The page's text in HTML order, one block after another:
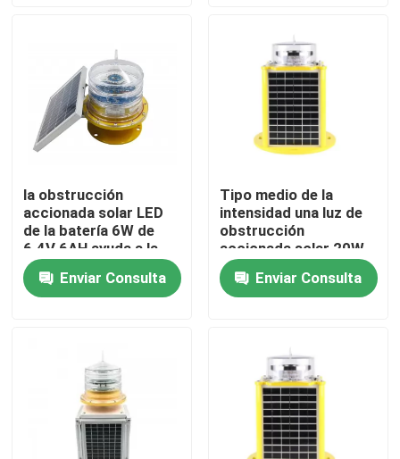
Control de calidad
Éntrenos en contacto con
Pida una cita
luz de obstrucción de la aviación
Luz de obstrucción de los aviones
Luces de aterrizaje del helipuerto
la obstrucción
accionada solar LED
de la batería 6W de
6.4V 6AH ayuda a la
luz de navegación
Enviar Consulta
Tipo medio de la
intensidad una luz de
obstrucción
accionada solar 20W
Enviar Consulta